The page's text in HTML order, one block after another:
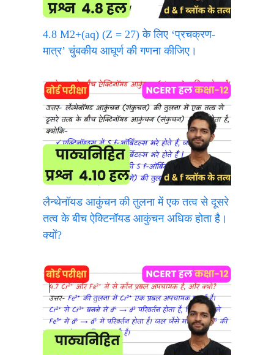
4.8 M2+(aq) (Z = 27) के लिए ‘प्रचक्रण-
मात्र’ चुंबकीय आघूर्ण की गणना कीजिए।
लैन्थेनॉयड आकुंचन की तुलना में एक तत्व से दूसरे
तत्व के बीच ऐक्टिनॉयड आकुंचन अधिक होता है।
क्यों?